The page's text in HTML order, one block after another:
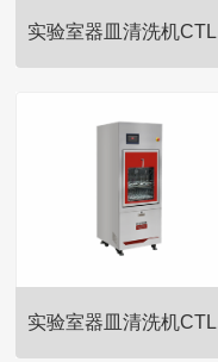
燥机厂家——永合创信，干
存易脱水的产品，在加水以
够再次恢复原材料的特性，
响其生物活性等；在非常低
状态下达到干燥，蛋白质保
血浆、血清、抗体、疫苗以